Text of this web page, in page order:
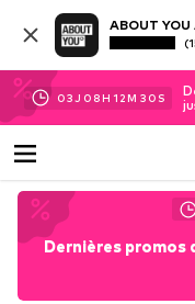
ABOUT YOU
03J 08H 12M 28 S
Dernières